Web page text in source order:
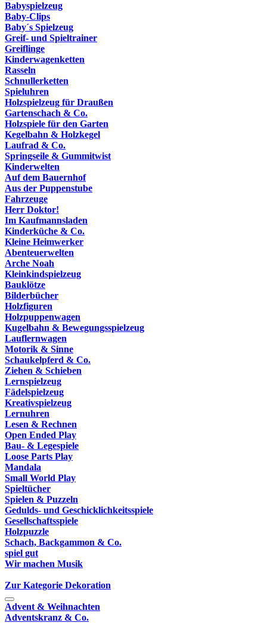
Babyspielzeug
Baby-Clips
Baby´s Spielzeug
Greif- und Spieltrainer
Greiflinge
Kinderwagenketten
Rasseln
Schnullerketten
Spieluhren
Holzspielzeug für Draußen
Gartenschach & Co.
Holzspiele für den Garten
Kegelbahn & Holzkegel
Laufrad & Co.
Springseile & Gummitwist
Kinderwelten
Auf dem Bauernhof
Aus der Puppenstube
Fahrzeuge
Herr Doktor!
Im Kaufmannsladen
Kinderküche & Co.
Kleine Heimwerker
Abenteuerwelten
Arche Noah
Kleinkindspielzeug
Bauklötze
Bilderbücher
Holzfiguren
Holzpuppenwagen
Kugelbahn & Bewegungsspielzeug
Lauflernwagen
Motorik & Sinne
Schaukelpferd & Co.
Ziehen & Schieben
Lernspielzeug
Fädelspielzeug
Kreativspielzeug
Lernuhren
Lesen & Rechnen
Open Ended Play
Bau- & Legespiele
Loose Parts Play
Mandala
Small World Play
Spieltücher
Spielen & Puzzeln
Gedulds- und Geschicklichkeitsspiele
Gesellschaftsspiele
Holzpuzzle
Schach, Backgammon & Co.
spiel gut
Wir machen Musik
Zur Kategorie Dekoration
Advent & Weihnachten
Adventskranz & Co.